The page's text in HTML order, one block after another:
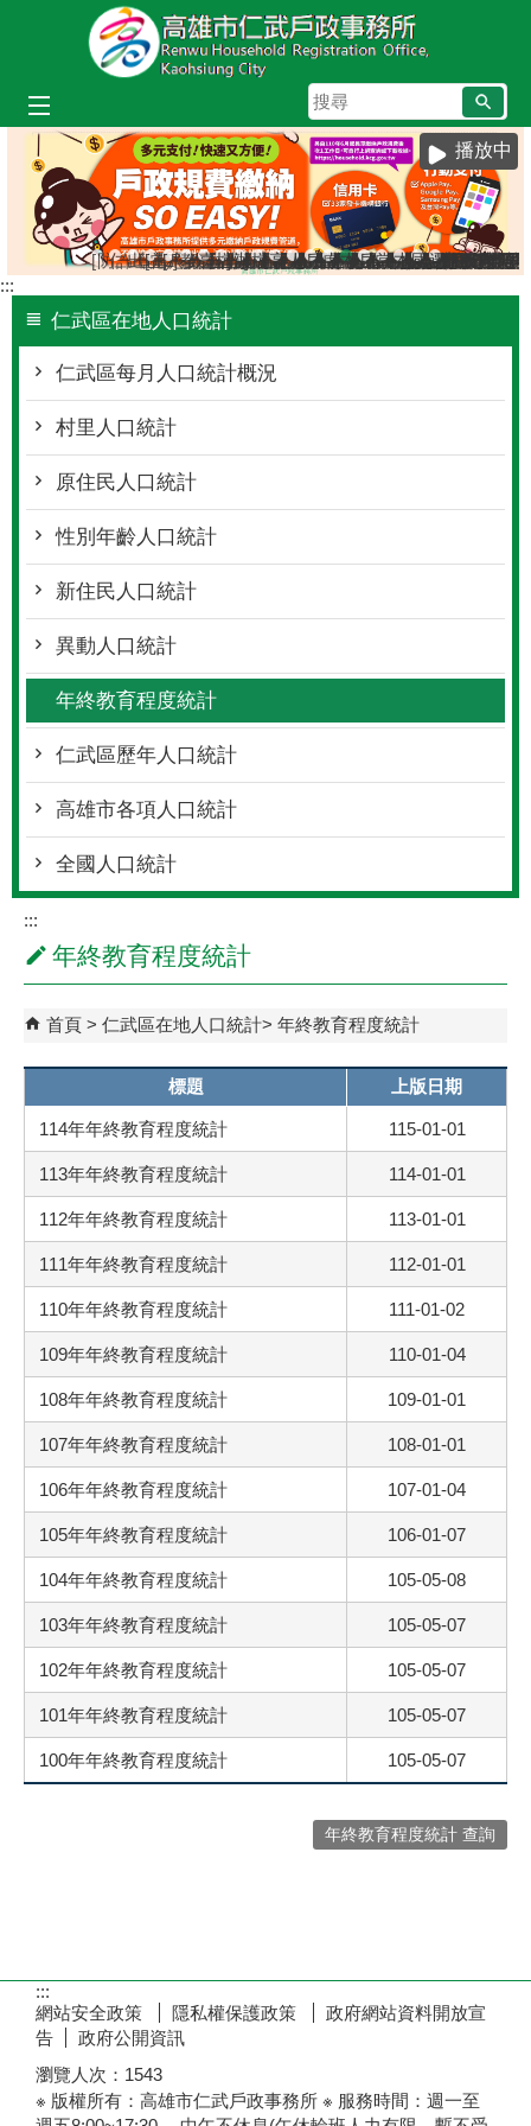
跳到主要內容區塊
搜
尋
播放中
[防詐宣導]小心詐騙電話假冒戶政事務所
仁武區八卦里里鄰調整新舊門牌對照表（115年7
出境2年以上應辦理遷出登記；出境未滿2年，
[當心詐騙]戶政事務所不會以電話語音或簡訊
[戶政宣導]戶政司線上申辦戶籍登記服務已
教育程度查記宣導
臺灣原住民族姓名可單列原住民族文字
檔案應用服務專區
辦理各類戶籍案件，委託他人辦理
檔案應用專區
高雄市戶所結婚拍照背板介紹
人籍合一 請依居住事實辦理
戶政線上申辦服務再升級
虛報遷徙小心觸法
本市戶政事務所提供
戶政規費收據查詢
當事人死亡不得
本所服務時間
國民身分證網
遷戶口要到
:::
仁武區在地人口統計
仁武區每月人口統計概況
村里人口統計
原住民人口統計
性別年齡人口統計
新住民人口統計
異動人口統計
年終教育程度統計
仁武區歷年人口統計
高雄市各項人口統計
全國人口統計
:::
年終教育程度統計
首頁 仁武區在地人口統計 年終教育程度統計
標題 上版日期
114年年終教育程度統計 115-01-01
113年年終教育程度統計 114-01-01
112年年終教育程度統計 113-01-01
111年年終教育程度統計 112-01-01
110年年終教育程度統計 111-01-02
109年年終教育程度統計 110-01-04
108年年終教育程度統計 109-01-01
107年年終教育程度統計 108-01-01
106年年終教育程度統計 107-01-04
105年年終教育程度統計 106-01-07
104年年終教育程度統計 105-05-08
103年年終教育程度統計 105-05-07
102年年終教育程度統計 105-05-07
101年年終教育程度統計 105-05-07
100年年終教育程度統計 105-05-07
年終教育程度統計 查詢
:::
網站安全政策
隱私權保護政策
政府網站資料開放宣
告
政府公開資訊
瀏覽人次： 1543
※ 版權所有：高雄市仁武戶政事務所 ※ 服務時間：週一至